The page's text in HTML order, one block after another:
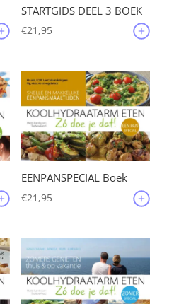
STARTGIDS DEEL 3 BOEK
€21,95
EENPANSPECIAL Boek
€21,95